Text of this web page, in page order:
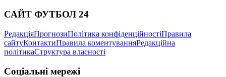
САЙТ ФУТБОЛ 24
РедакціяПрогнозиПолітика конфіденційностіПравила
сайтуКонтактиПравила коментуванняРедакційна
політикаСтруктура власності
Соціальні мережі